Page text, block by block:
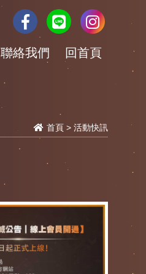
聯絡我們 回首頁
首頁 > 活動快訊